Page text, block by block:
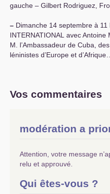
gauche – Gilbert Rodriguez,
– Dimanche 14 septembre à 11
INTERNATIONAL avec Antoine
M. l’Ambassadeur de Cuba,
léninistes d’Europe et d’Afrique…
Vos commentaires
modération a
Attention, votre message
relu et approuvé.
Qui êtes-vous ?